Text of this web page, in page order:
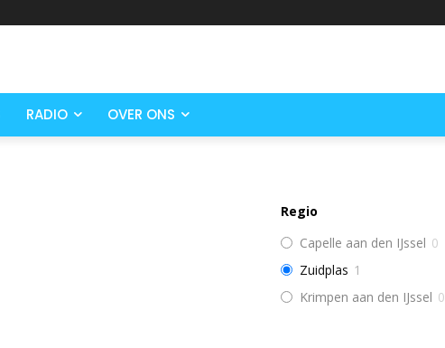
RADIO OVER ONS
Regio
Capelle aan den IJssel 0
Zuidplas 1
Krimpen aan den IJssel 0